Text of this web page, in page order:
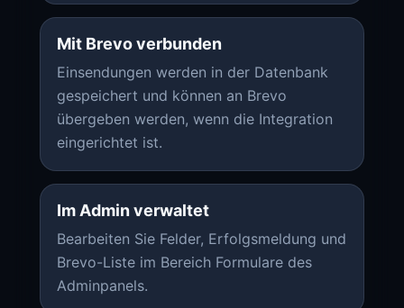
Mit Brevo verbunden
Einsendungen werden in der Datenbank
gespeichert und können an Brevo
übergeben werden, wenn die Integration
eingerichtet ist.
Im Admin verwaltet
Bearbeiten Sie Felder, Erfolgsmeldung und
Brevo-Liste im Bereich Formulare des
Adminpanels.